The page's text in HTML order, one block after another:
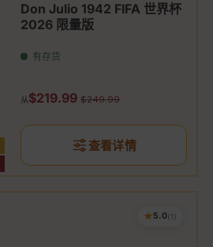
Don Julio 1942 FIFA 世界杯
2026 限量版
有存货
促销价
从$219.99 原价
$249.99
查看详情
★5.0(1)